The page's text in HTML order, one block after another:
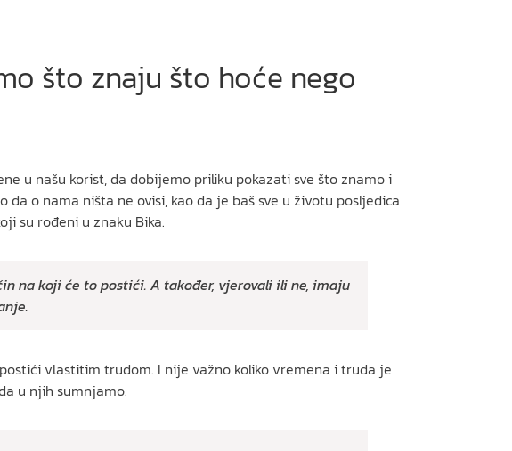
što znaju što hoće nego
u našu korist, da dobijemo priliku pokazati sve što znamo i
o nama ništa ne ovisi, kao da je baš sve u životu posljedica
su rođeni u znaku Bika.
na koji će to postići. A također, vjerovali ili ne, imaju
vlastitim trudom. I nije važno koliko vremena i truda je
u njih sumnjamo.